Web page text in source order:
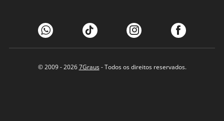
© 2009 - 20267Graus- Todos os direitos reservados.